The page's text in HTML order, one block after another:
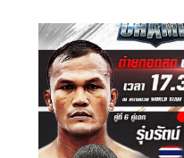
กรกฎาคม กับรายการศึกมวยดีวิถีไทย เวลา 12.30 น. สัปดาห์นี้
จะสนุกเร้าใจแค่ไหน แฟน